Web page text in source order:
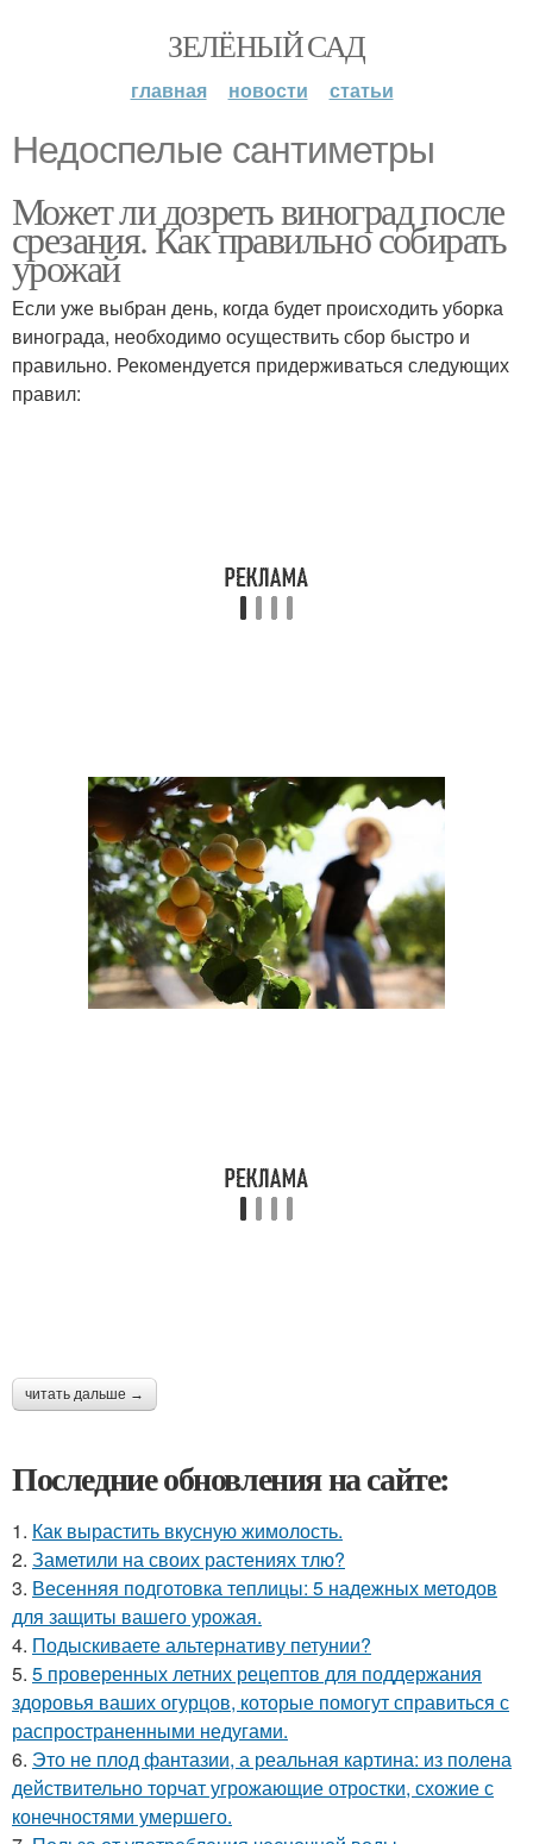
ЗЕЛЁНЫЙ САД
главная новости статьи
Недоспелые сантиметры
Может ли дозреть виноград после
срезания. Как правильно собирать
урожай
Если уже выбран день, когда будет происходить уборка
винограда, необходимо осуществить сбор быстро и
правильно. Рекомендуется придерживаться следующих
правил:
читать дальше →
Последние обновления на сайте:
1. Как вырастить вкусную жимолость.
2. Заметили на своих растениях тлю?
3. Весенняя подготовка теплицы: 5 надежных методов
для защиты вашего урожая.
4. Подыскиваете альтернативу петунии?
5. 5 проверенных летних рецептов для поддержания
здоровья ваших огурцов, которые помогут справиться с
распространенными недугами.
6. Это не плод фантазии, а реальная картина: из полена
действительно торчат угрожающие отростки, схожие с
конечностями умершего.